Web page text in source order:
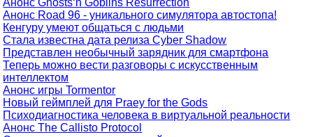
Анонс Ghosts‘n Goblins Resurrection
Анонс Road 96 - уникального симулятора автостопа!
Кенгуру умеют общаться с людьми
Стала известна дата релиза Cyber Shadow
Представлен необычный зарядник для смартфона
Теперь можно вести разговоры с искусственным
интеллектом
Анонс игры Tormentor
Новый геймплей для Praey for the Gods
Психодиагностика человека в виртуальной реальности
Анонс The Callisto Protocol